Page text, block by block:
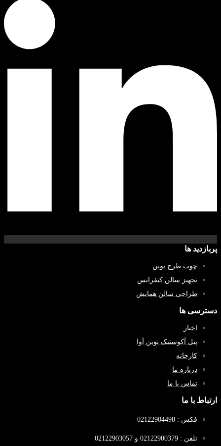
پربازدید ها
چوب طرح نوین
تجهیز سالن کنفرانس
طراحی سالن همایش
دسترسی ها
اخبار
پنل آکوستیک نوین آوا
کارخانه
درباره ما
تماس با ما
ارتباط با ما
فکس : 02122904498
تلفن : 02122900379 و 02122903057